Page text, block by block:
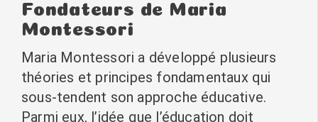
Fondateurs de Maria
Montessori
Maria Montessori a développé plusieurs
théories et principes fondamentaux qui
sous-tendent son approche éducative.
Parmi eux, l’idée que l’éducation doit